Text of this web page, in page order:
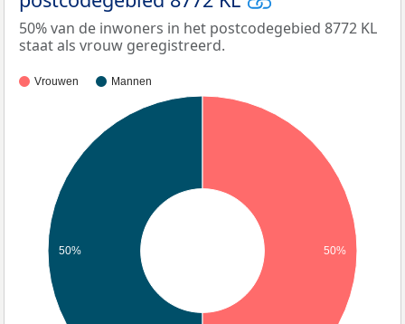
50% van de inwoners in het postcodegebied 8772 KL
staat als vrouw geregistreerd.
Vrouwen Mannen
50% 50%